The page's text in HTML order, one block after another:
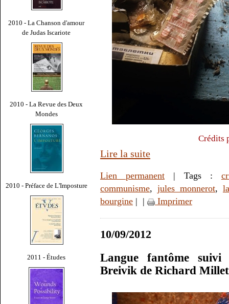
2010 - La Chanson d'amour
de Judas Iscariote
2010 - La Revue des Deux
Mondes
2010 - Préface de L'Imposture
2011 - Études
Crédits
Lire la suite
Lien permanent| Tags :
communisme, jules monnerot,
bourgine | | Imprimer
10/09/2012
Langue fantôme
Breivik de Richard Millet